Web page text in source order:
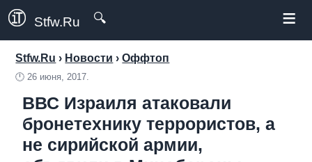
Stfw.Ru 🔍 ≡
Stfw.Ru › Новости ›Оффтоп
🕛26 июня, 2017.
ВВС Израиля атаковали
бронетехнику террористов, а
не сирийской армии,